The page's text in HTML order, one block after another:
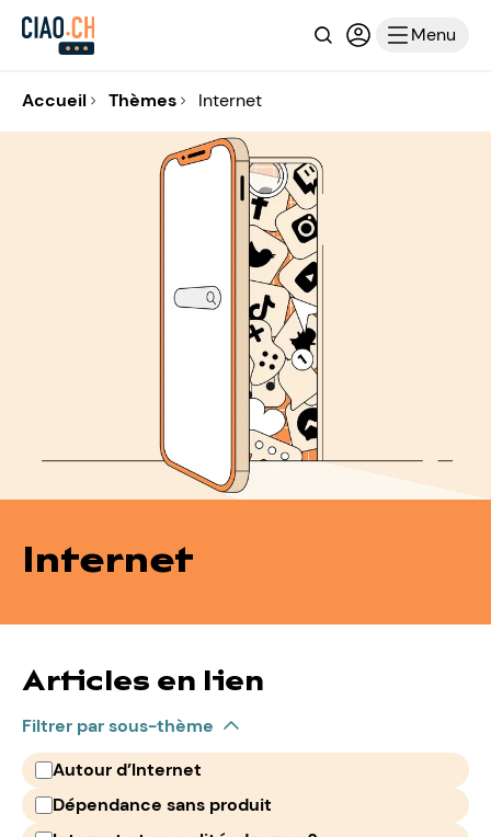
RechercheConnexion
Menu
Accueil Thèmes Internet
Internet
Articles en lien
Filtrer par sous-thème
Autour d’Internet
Dépendance sans produit